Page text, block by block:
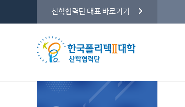
산학협력단 대표 바로가기
주메뉴